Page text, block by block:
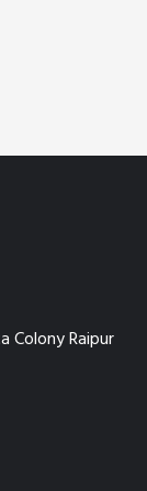
Colony Raipur